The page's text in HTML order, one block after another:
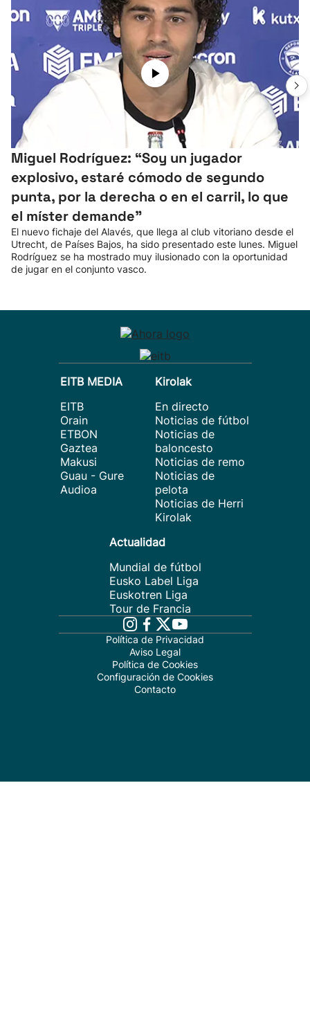
Miguel Rodríguez: “Soy un jugador
explosivo, estaré cómodo de segundo
punta, por la derecha o en el carril, lo que
el míster demande”
El nuevo fichaje del Alavés, que llega al club vitoriano desde el
Utrecht, de Países Bajos, ha sido presentado este lunes. Miguel
Rodríguez se ha mostrado muy ilusionado con la oportunidad
de jugar en el conjunto vasco.
EITB MEDIA
EITB
Orain
ETBON
Gaztea
Makusi
Guau - Gure
Audioa
Kirolak
En directo
Noticias de fútbol
Noticias de
baloncesto
Noticias de remo
Noticias de
pelota
Noticias de Herri
Kirolak
Actualidad
Mundial de fútbol
Eusko Label Liga
Euskotren Liga
Tour de Francia
Política de Privacidad
Aviso Legal
Política de Cookies
Configuración de Cookies
Contacto